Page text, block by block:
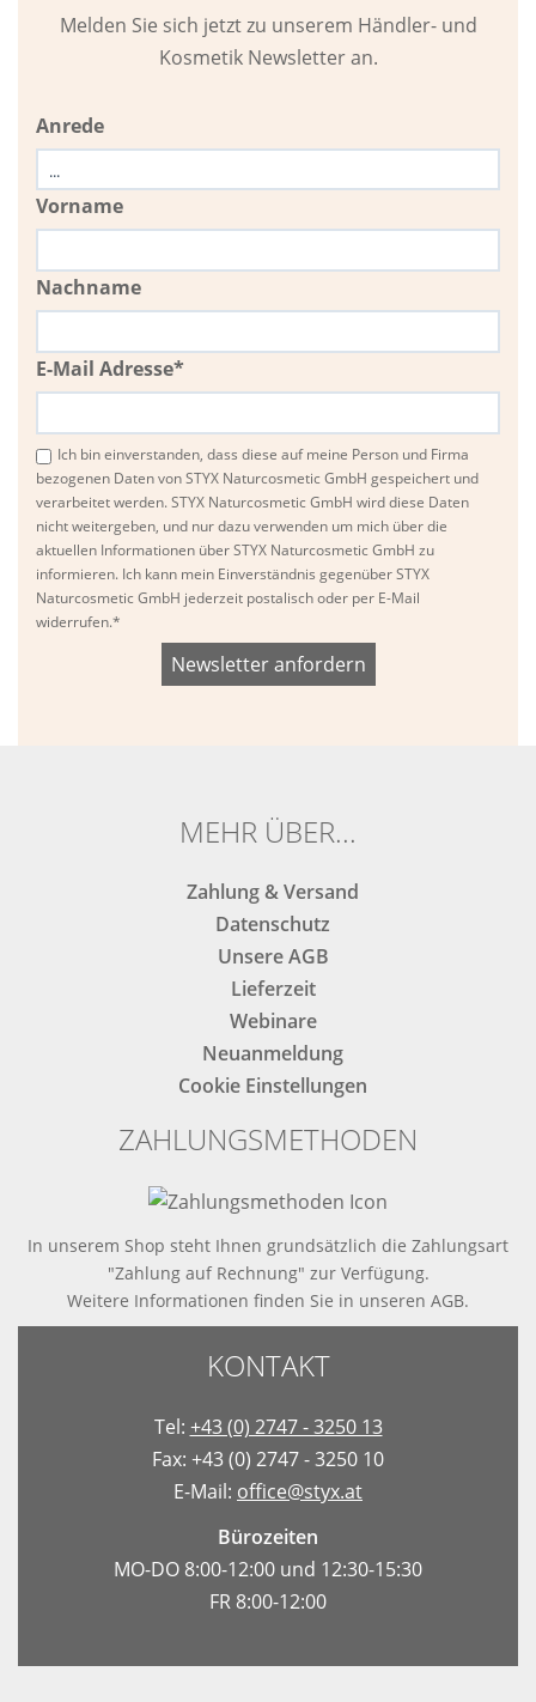
Melden Sie sich jetzt zu unserem Händler- und
Kosmetik Newsletter an.
Anrede
Vorname
Nachname
E-Mail Adresse*
Ich bin einverstanden, dass diese auf meine Person und Firma
bezogenen Daten von STYX Naturcosmetic GmbH gespeichert und
verarbeitet werden. STYX Naturcosmetic GmbH wird diese Daten
nicht weitergeben, und nur dazu verwenden um mich über die
aktuellen Informationen über STYX Naturcosmetic GmbH zu
informieren. Ich kann mein Einverständnis gegenüber STYX
Naturcosmetic GmbH jederzeit postalisch oder per E-Mail
widerrufen.*
MEHR ÜBER...
Zahlung & Versand
Datenschutz
Unsere AGB
Lieferzeit
Webinare
Neuanmeldung
Cookie Einstellungen
ZAHLUNGSMETHODEN
In unserem Shop steht Ihnen grundsätzlich die Zahlungsart
"Zahlung auf Rechnung" zur Verfügung.
Weitere Informationen finden Sie in unseren AGB.
KONTAKT
Tel: +43 (0) 2747 - 3250 13
Fax: +43 (0) 2747 - 3250 10
E-Mail: office@styx.at
Bürozeiten
MO-DO 8:00-12:00 und 12:30-15:30
FR 8:00-12:00